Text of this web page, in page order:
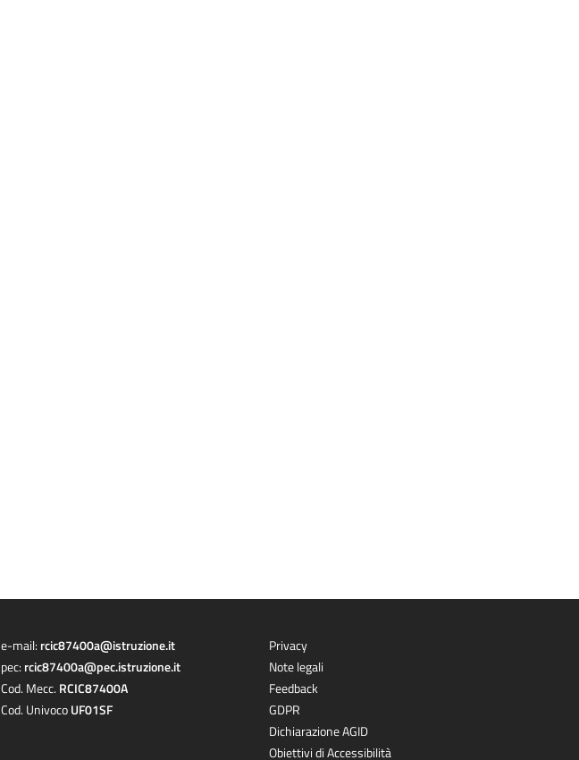
e-mail: rcic87400a@istruzione.it
pec: rcic87400a@pec.istruzione.it
Cod. Mecc. RCIC87400A
Cod. UnivocoUF01SF
Privacy
Note legali
Feedback
GDPR
Dichiarazione AGID
Obiettivi di Accessibilità